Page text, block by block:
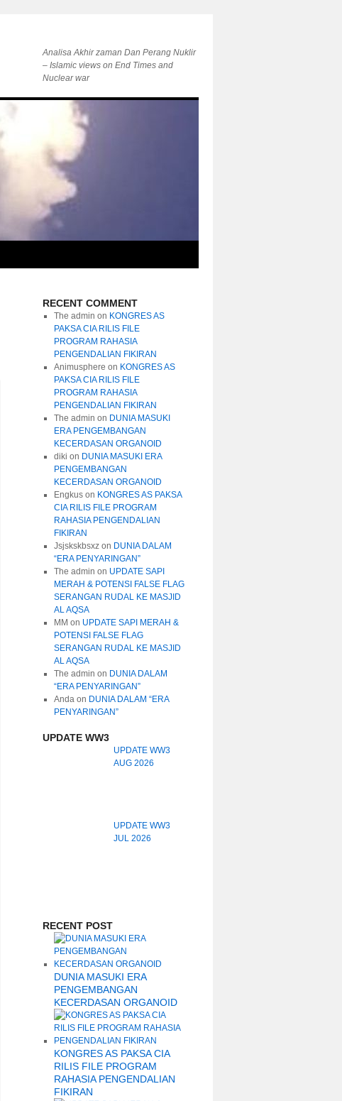
Analisa Akhir zaman Dan Perang Nuklir
– Islamic views on End Times and
Nuclear war
RECENT COMMENT
The admin on KONGRES AS
PAKSA CIA RILIS FILE
PROGRAM RAHASIA
PENGENDALIAN FIKIRAN
Animusphere on KONGRES AS
PAKSA CIA RILIS FILE
PROGRAM RAHASIA
PENGENDALIAN FIKIRAN
The admin on DUNIA MASUKI
ERA PENGEMBANGAN
KECERDASAN ORGANOID
diki on DUNIA MASUKI ERA
PENGEMBANGAN
KECERDASAN ORGANOID
Engkuson KONGRES AS PAKSA
CIA RILIS FILE PROGRAM
RAHASIA PENGENDALIAN
FIKIRAN
Jsjskskbsxzon DUNIA DALAM
“ERA PENYARINGAN”
The admin on UPDATE SAPI
MERAH & POTENSI FALSE FLAG
SERANGAN RUDAL KE MASJID
AL AQSA
MM on UPDATE SAPI MERAH &
POTENSI FALSE FLAG
SERANGAN RUDAL KE MASJID
AL AQSA
The admin on DUNIA DALAM
“ERA PENYARINGAN”
Andaon DUNIA DALAM “ERA
PENYARINGAN”
UPDATE WW3
UPDATE WW3
AUG 2026
UPDATE WW3
JUL 2026
RECENT POST
DUNIA MASUKI ERA
PENGEMBANGAN
KECERDASAN ORGANOID
KONGRES AS PAKSA CIA
RILIS FILE PROGRAM
RAHASIA PENGENDALIAN
FIKIRAN